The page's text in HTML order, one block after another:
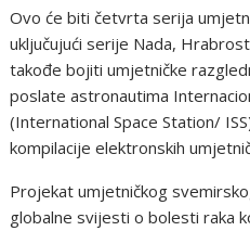
Ovo će biti četvrta serija
uključujući serije Nada,
takođe bojiti umjetničke
poslate astronautima
(International Space Station/
kompilacije elektronskih
Projekat umjetničkog
globalne svijesti o bolesti raka